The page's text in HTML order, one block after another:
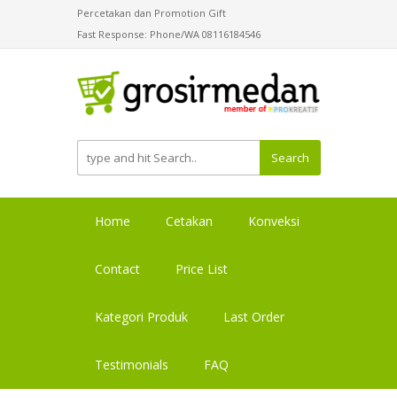
Percetakan dan Promotion Gift
Fast Response: Phone/WA 08116184546
Search
Home Cetakan Konveksi
Contact Price List
Kategori Produk Last Order
Testimonials FAQ